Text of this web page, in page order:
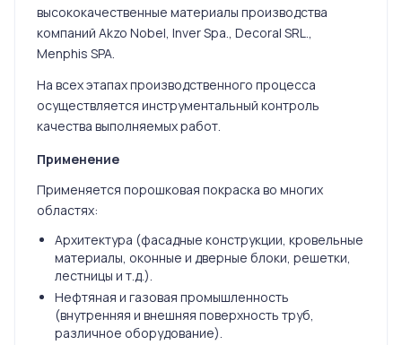
высококачественные материалы производства
компаний Akzo Nobel, Inver Spa., Decoral SRL.,
Menphis SPA.
На всех этапах производственного процесса
осуществляется инструментальный контроль
качества выполняемых работ.
Применение
Применяется порошковая покраска во многих
областях:
Архитектура (фасадные конструкции, кровельные
материалы, оконные и дверные блоки, решетки,
лестницы и т.д.).
Нефтяная и газовая промышленность
(внутренняя и внешняя поверхность труб,
различное оборудование).